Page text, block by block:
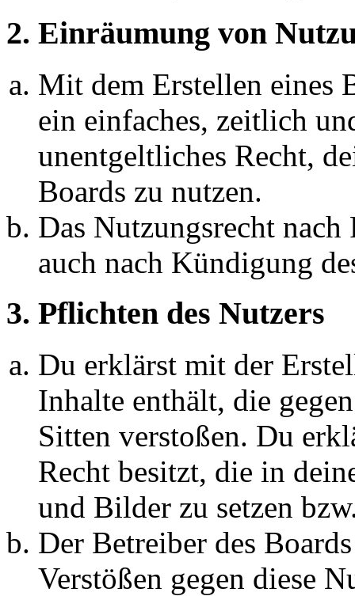
2. Einräumung von
Mit dem Erstellen eines
ein einfaches, zeitlich
unentgeltliches Recht,
Boards zu nutzen.
Das Nutzungsrecht
auch nach Kündigung
3. Pflichten des Nutzers
Du erklärst mit der
Inhalte enthält, die
Sitten verstoßen. Du
Recht besitzt, die in
und Bilder zu setzen
Der Betreiber des
Verstößen gegen diese